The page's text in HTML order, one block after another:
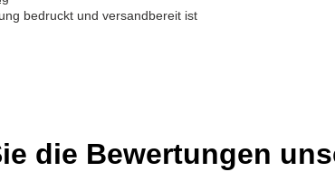
bedruckt und versandbereit ist
die Bewertungen